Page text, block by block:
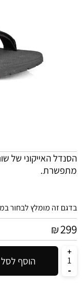
הסנדל האייקוני של
מתפשרת.
בדגם זה מומלץ לבחור
₪299
הוסף לסל